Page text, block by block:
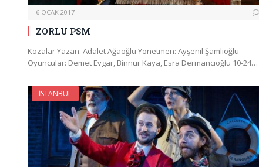
6 OCAK 2017
ZORLU PSM
Kozalar Yazan: Adalet Ağaoğlu Yönetmen: Ayşenil Şamlıoğlu
Oyuncular: Demet Evgar, Binnur Kaya, Esra Dermancıoğlu 10-24…
İSTANBUL